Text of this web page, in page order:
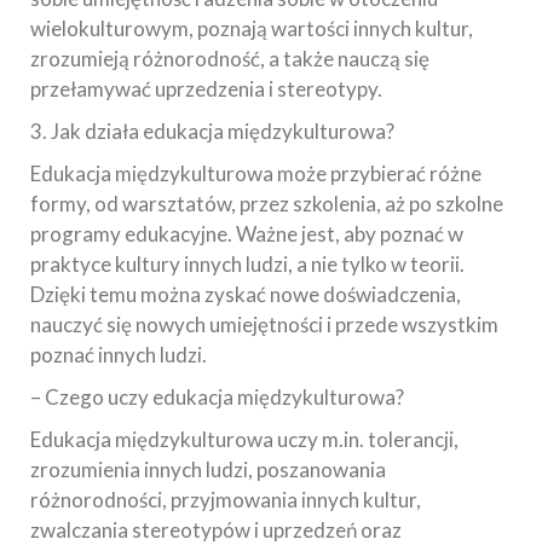
wielokulturowym, poznają wartości innych kultur,
zrozumieją różnorodność, a także nauczą się
przełamywać uprzedzenia i stereotypy.
3. Jak działa edukacja międzykulturowa?
Edukacja międzykulturowa może przybierać różne
formy, od warsztatów, przez szkolenia, aż po szkolne
programy edukacyjne. Ważne jest, aby poznać w
praktyce kultury innych ludzi, a nie tylko w teorii.
Dzięki temu można zyskać nowe doświadczenia,
nauczyć się nowych umiejętności i przede wszystkim
poznać innych ludzi.
– Czego uczy edukacja międzykulturowa?
Edukacja międzykulturowa uczy m.in. tolerancji,
zrozumienia innych ludzi, poszanowania
różnorodności, przyjmowania innych kultur,
zwalczania stereotypów i uprzedzeń oraz